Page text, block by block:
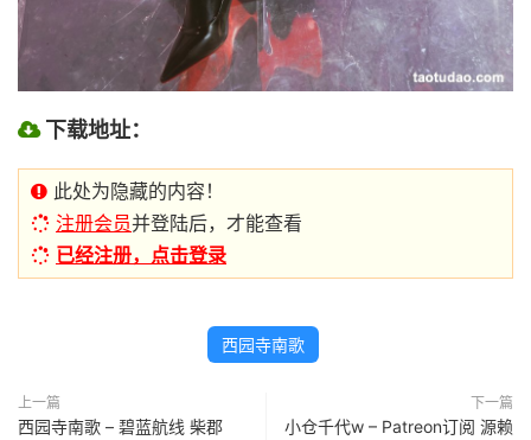
下载地址：
此处为隐藏的内容！
注册会员并登陆后，才能查看
已经注册，点击登录
西园寺南歌
上一篇
西园寺南歌 – 碧蓝航线 柴郡
下一篇
小仓千代w – Patreon订阅 源赖